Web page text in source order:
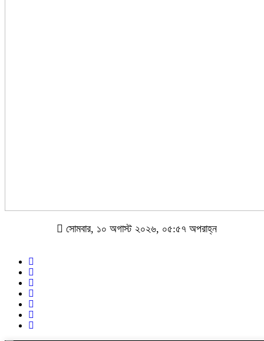
সোমবার, ১০ অগাস্ট ২০২৬, ০৫:৫৭ অপরাহ্ন